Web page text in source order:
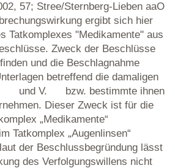
57; Stree/Sternberg-Lieben aaO
ergibt sich hier
Tatkomplexes "Medikamente" aus
Zweck der Beschlüsse
und die Beschlagnahme
betreffend die damaligen
und V. bzw. bestimmte ihnen
Dieser Zweck ist für die
„Medikamente“
Tatkomplex „Augenlinsen“
der Beschlussbegründung lässt
des Verfolgungswillens nicht